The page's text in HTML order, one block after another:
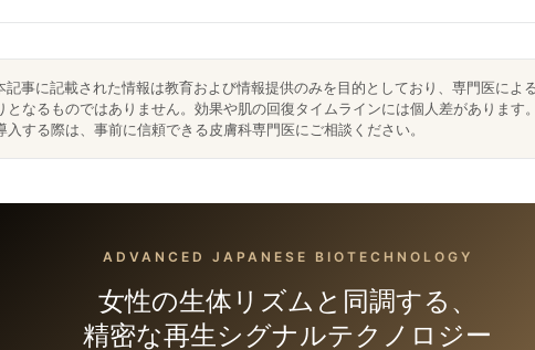
記事に記載された情報は教育および情報提供のみを目的としており、専門医によ
となるものではありません。効果や肌の回復タイムラインには個人差があります
入する際は、事前に信頼できる皮膚科専門医にご相談ください。
ADVANCED JAPANESE BIOTECHNOLOGY
女性の生体リズムと同調する、
精密な再生シグナルテクノロジー